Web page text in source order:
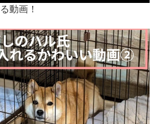
動画！